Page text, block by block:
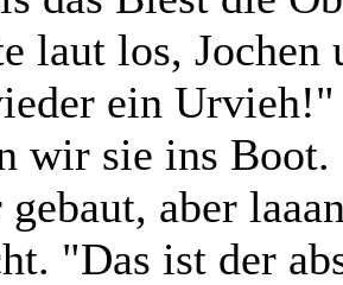
laut los, Jochen
ein
wir sie ins
gebaut, aber
"Das ist der